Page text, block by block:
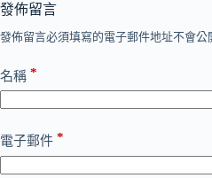
發佈留言
發佈留言必須填寫的電子郵件地址不會公
名稱 *
電子郵件 *